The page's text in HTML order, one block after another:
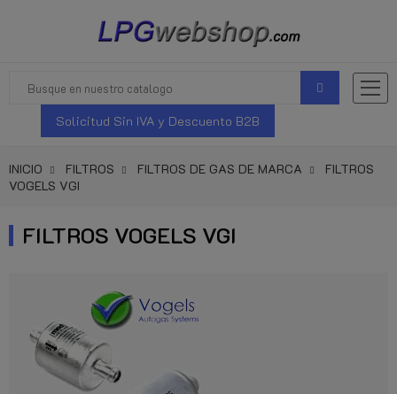
Solicitud Sin IVA y Descuento B2B
INICIO FILTROS FILTROS DE GAS DE MARCA
FILTROS
VOGELS VGI
FILTROS VOGELS VGI